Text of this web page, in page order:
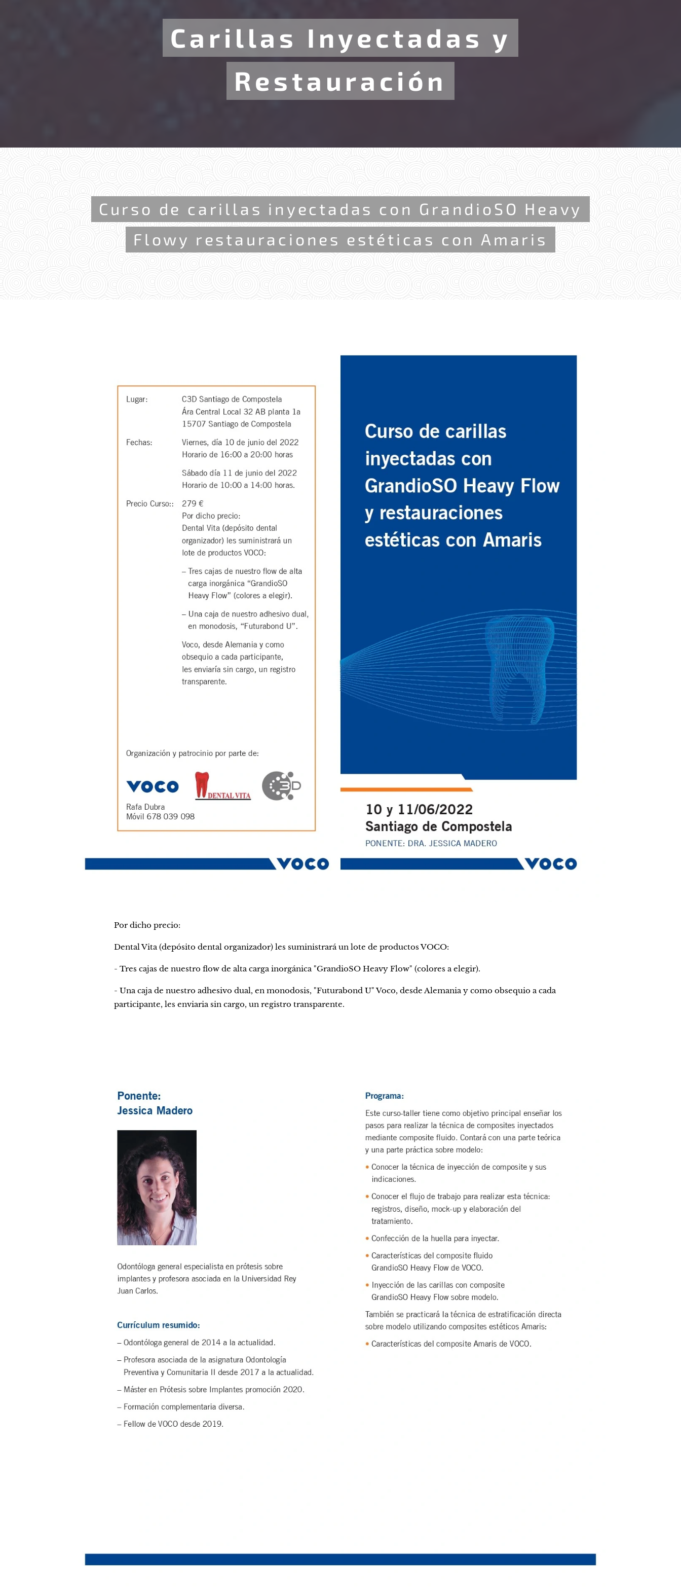
Carillas Inyectadas y
Restauración
Curso de carillas inyectadas con GrandioSO Heavy
Flowy restauraciones estéticas con Amaris
Por dicho precio:
Dental Vita (depósito dental organizador) les suministrará un lote de productos VOCO:
- Tres cajas de nuestro flow de alta carga inorgánica "GrandioSO Heavy Flow" (colores a elegir).
- Una caja de nuestro adhesivo dual, en monodosis, "Futurabond U" Voco, desde Alemania y como obsequio a cada
participante, les enviaria sin cargo, un registro transparente.